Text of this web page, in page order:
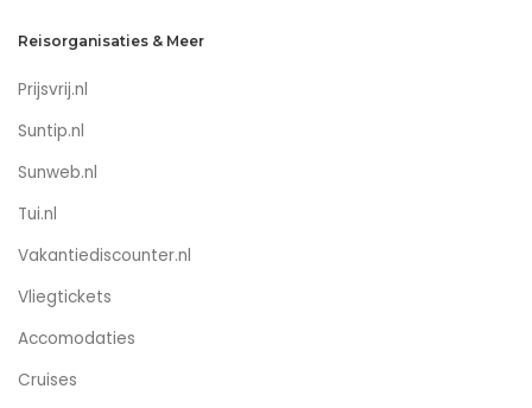
Reisorganisaties & Meer
Prijsvrij.nl
Suntip.nl
Sunweb.nl
Tui.nl
Vakantiediscounter.nl
Vliegtickets
Accomodaties
Cruises